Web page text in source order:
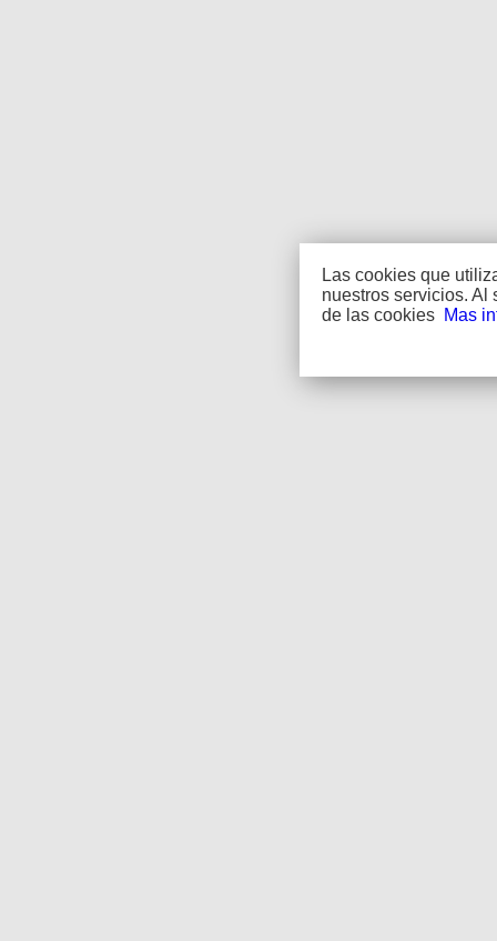
Las cookies que
nuestros servicios. Al
de las cookies
Mas